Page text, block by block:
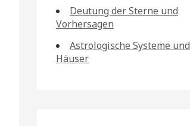
Deutung der Sterne und
Vorhersagen
Astrologische Systeme und
Häuser